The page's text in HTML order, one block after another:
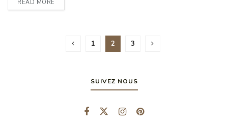
READ MORE
1 2 3
SUIVEZ NOUS